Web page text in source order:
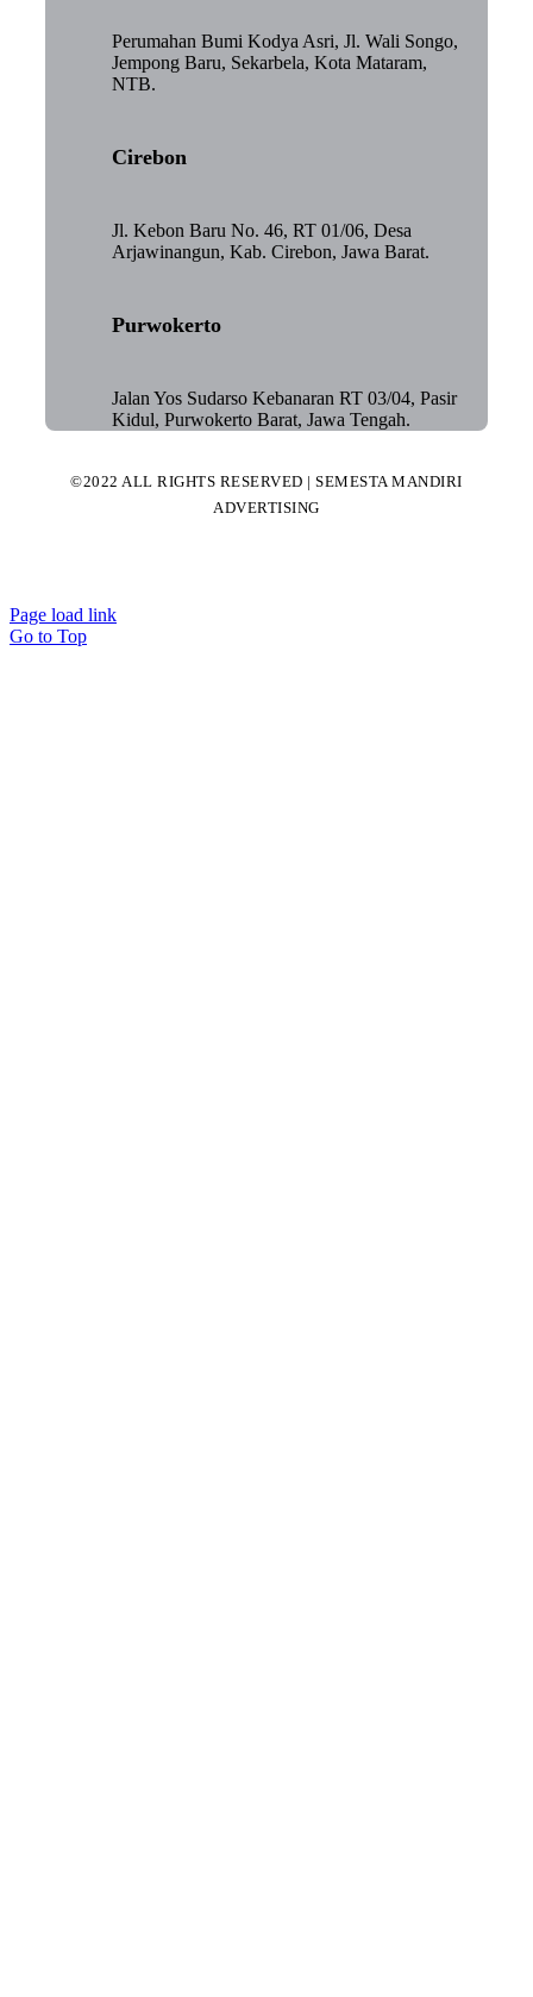
Perumahan Bumi Kodya Asri, Jl. Wali Songo,
Jempong Baru, Sekarbela, Kota Mataram,
NTB.
Cirebon
Jl. Kebon Baru No. 46, RT 01/06, Desa
Arjawinangun, Kab. Cirebon, Jawa Barat.
Purwokerto
Jalan Yos Sudarso Kebanaran RT 03/04, Pasir
Kidul, Purwokerto Barat, Jawa Tengah.
©2022 ALL RIGHTS RESERVED | SEMESTA MANDIRI
ADVERTISING
Page load link
Go to Top